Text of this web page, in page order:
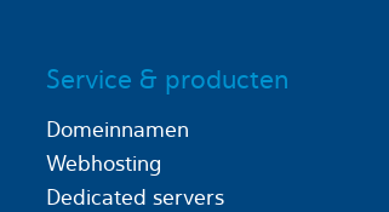
Service & producten
Domeinnamen
Webhosting
Dedicated servers